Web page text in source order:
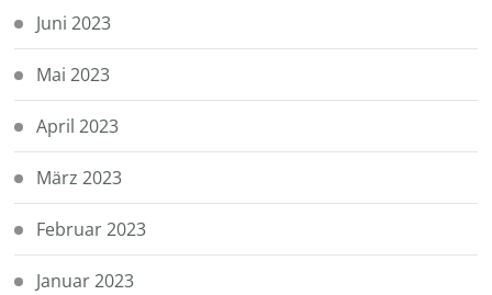
Juni 2023
Mai 2023
April 2023
März 2023
Februar 2023
Januar 2023